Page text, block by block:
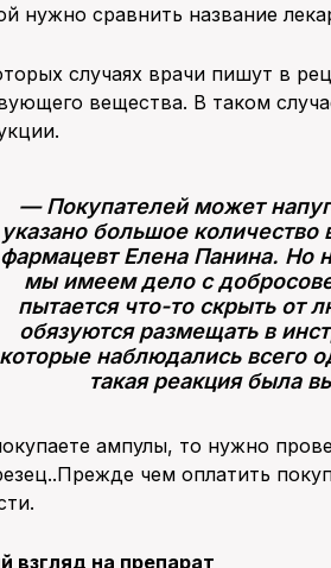
нужно сравнить название
случаях врачи пишут в
вещества. В таком
—Покупателей может
указано большое
фармацевт Елена Панина. Но
мы имеем дело с
пытается что-то скрыть от
обязуются размещать в
которые наблюдались всего
такая реакция была
ампулы, то нужно
чем оплатить
взгляд на препарат